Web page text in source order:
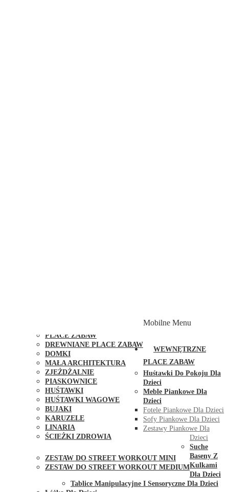
PLACE ZABAW
DREWNIANE PLACE ZABAW
DOMKI
MAŁA ARCHITEKTURA
ZJEŻDŻALNIE
PIASKOWNICE
HUŚTAWKI
HUŚTAWKI WAGOWE
BUJAKI
KARUZELE
LINARIA
ŚCIEŻKI ZDROWIA
ZESTAW DO STREET WORKOUT MINI
ZESTAW DO STREET WORKOUT MEDIUM
Mobilne Menu
WEWNĘTRZNE
PLACE ZABAW
Huśtawki Do Pokoju Dla
Dzieci
Meble Piankowe Dla
Dzieci
Fotele Piankowe Dla Dzieci
Sofy Piankowe Dla Dzieci
Zestawy Piankowe Dla
Dzieci
Suche
Baseny Z
Kulkami
Dla Dzieci
Tablice Manipulacyjne I Sensoryczne Dla Dzieci